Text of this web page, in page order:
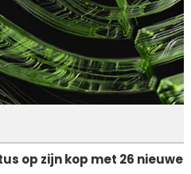
op zijn kop met 26 nieuwe